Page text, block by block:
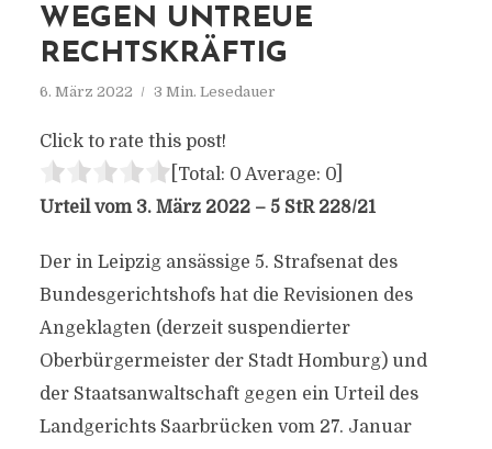
WEGEN UNTREUE
RECHTSKRÄFTIG
6. März 2022 3 Min. Lesedauer
Click to rate this post!
[Total: 0 Average: 0]
Urteil vom 3. März 2022 – 5 StR 228/21
Der in Leipzig ansässige 5. Strafsenat des
Bundesgerichtshofs hat die Revisionen des
Angeklagten (derzeit suspendierter
Oberbürgermeister der Stadt Homburg) und
der Staatsanwaltschaft gegen ein Urteil des
Landgerichts Saarbrücken vom 27. Januar